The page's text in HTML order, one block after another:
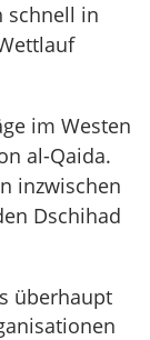
schnell in
im Westen
al-Qaida.
inzwischen
Dschihad
überhaupt